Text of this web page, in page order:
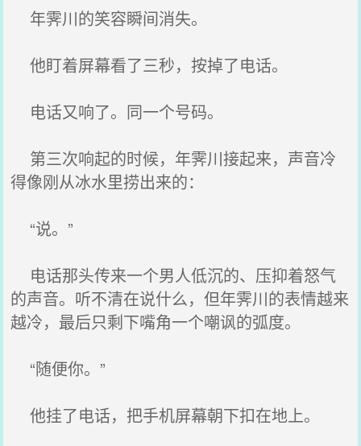
年霁川的笑容瞬间消失。
他盯着屏幕看了三秒，按掉了电话。
电话又响了。同一个号码。
第三次响起的时候，年霁川接起来，声音冷
得像刚从冰水里捞出来的：
“说。”
电话那头传来一个男人低沉的、压抑着怒气
的声音。听不清在说什么，但年霁川的表情越来
越冷，最后只剩下嘴角一个嘲讽的弧度。
“随便你。”
他挂了电话，把手机屏幕朝下扣在地上。